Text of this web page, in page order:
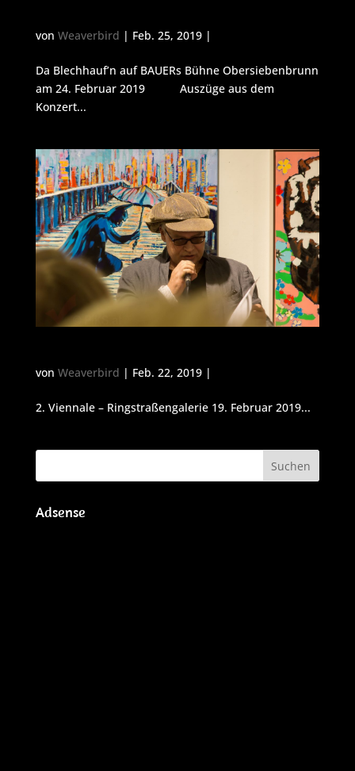
von Weaverbird | Feb. 25, 2019 |
Da Blechhauf’n auf BAUERs Bühne Obersiebenbrunn
am 24. Februar 2019 Auszüge aus dem
Konzert...
von Weaverbird | Feb. 22, 2019 |
2. Viennale – Ringstraßengalerie 19. Februar 2019...
Adsense